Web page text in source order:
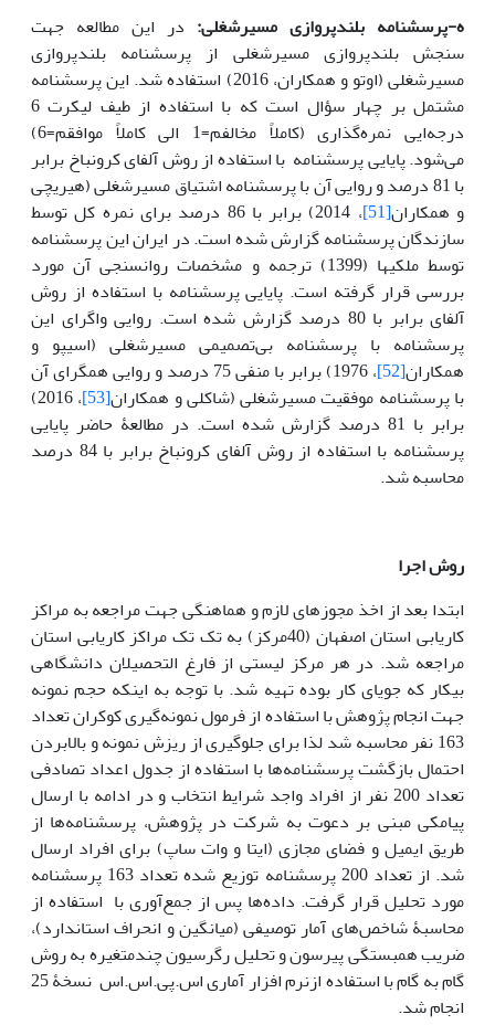
ه-پرسشنامه بلندپروازی مسیرشغلی: در این مطالعه جهت
سنجش بلندپروازی مسیرشغلی از پرسشنامه بلندپروازی
مسیرشغلی (اوتو و همکاران، 2016) استفاده شد. این پرسشنامه
مشتمل بر چهار سؤال است که با استفاده از طیف لیکرت 6
درجه‌ایی نمره‌گذاری (کاملاً مخالفم=1 الی کاملاً موافقم=6)
می‌شود. پایایی پرسشنامه با استفاده از روش آلفای کرونباخ برابر
با 81 درصد و روایی آن با پرسشنامه اشتیاق مسیرشغلی (هیریچی
و همکاران[51]
، 2014) برابر با 86 درصد برای نمره کل توسط
سازندگان پرسشنامه گزارش شده است. در ایران این پرسشنامه
توسط ملکیها (1399) ترجمه و مشخصات روانسنجی آن مورد
بررسی قرار گرفته است. پایایی پرسشنامه با استفاده از روش
آلفای برابر با 80 درصد گزارش شده است. روایی واگرای این
پرسشنامه با پرسشنامه بی‌تصمیمی مسیرشغلی (اسیپو و
همکاران[52]
، 1976) برابر با منفی 75 درصد و روایی همگرای آن
با پرسشنامه موفقیت مسیرشغلی (شاکلی و همکاران[53]
، 2016)
برابر با 81 درصد گزارش شده است. در مطالعۀ حاضر پایایی
پرسشنامه با استفاده از روش آلفای کرونباخ برابر با 84 درصد
محاسبه شد.
روش اجرا
ابتدا بعد از اخذ مجوزهای لازم و هماهنگی جهت مراجعه به مراکز
کاریابی استان اصفهان (40مرکز) به تک تک مراکز کاریابی استان
مراجعه شد. در هر مرکز لیستی از فارغ التحصیلان دانشگاهی
بیکار که جویای کار بوده تهیه شد. با توجه به اینکه حجم نمونه
جهت انجام پژوهش با استفاده از فرمول نمونه‌گیری کوکران تعداد
163 نفر محاسبه شد لذا برای جلوگیری از ریزش نمونه و بالابردن
احتمال بازگشت پرسشنامه‌ها با استفاده از جدول اعداد تصادفی
تعداد 200 نفر از افراد واجد شرایط انتخاب و در ادامه با ارسال
پیامکی مبنی بر دعوت به شرکت در پژوهش، پرسشنامه‌ها از
طریق ایمیل و فضای مجازی (ایتا و وات ساپ) برای افراد ارسال
شد. از تعداد 200 پرسشنامه توزیع شده تعداد 163 پرسشنامه
مورد تحلیل قرار گرفت. داده‌ها پس از جمع‌آوری با استفاده از
محاسبۀ شاخص‌های آمار توصیفی (میانگین و انحراف استاندارد)،
ضریب همبستگی پیرسون و تحلیل رگرسیون چندمتغیره به روش
گام به گام با استفاده ازنرم افزار آماری اس.پی.اس.اس نسخۀ 25
انجام شد.